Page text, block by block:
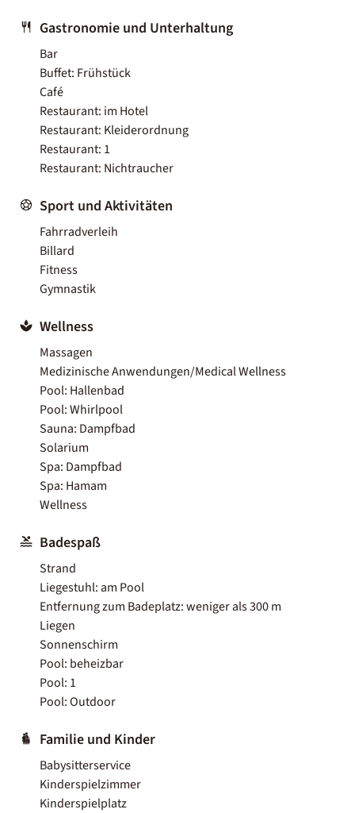
Gastronomie und Unterhaltung
Bar
Buffet: Frühstück
Café
Restaurant: im Hotel
Restaurant: Kleiderordnung
Restaurant: 1
Restaurant: Nichtraucher
Sport und Aktivitäten
Fahrradverleih
Billard
Fitness
Gymnastik
Wellness
Massagen
Medizinische Anwendungen/Medical Wellness
Pool: Hallenbad
Pool: Whirlpool
Sauna: Dampfbad
Solarium
Spa: Dampfbad
Spa: Hamam
Wellness
Badespaß
Strand
Liegestuhl: am Pool
Entfernung zum Badeplatz: weniger als 300 m
Liegen
Sonnenschirm
Pool: beheizbar
Pool: 1
Pool: Outdoor
Familie und Kinder
Babysitterservice
Kinderspielzimmer
Kinderspielplatz